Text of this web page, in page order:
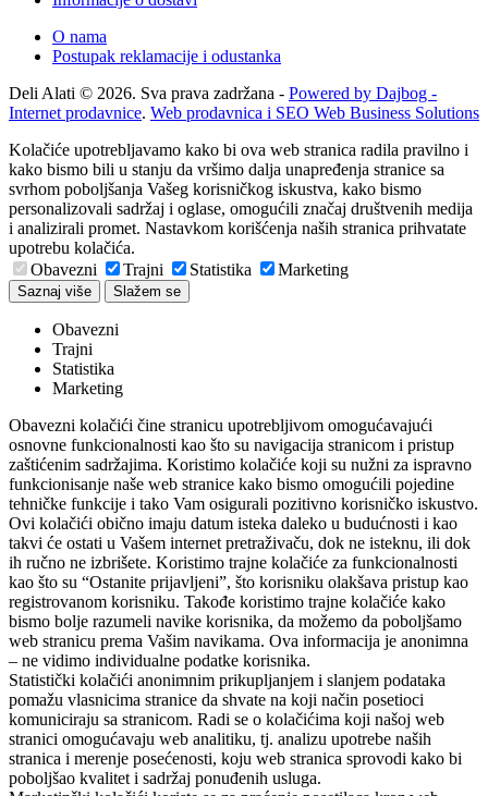
O nama
Postupak reklamacije i odustanka
Deli Alati © 2026. Sva prava zadržana - Powered by Dajbog -
Internet prodavnice. Web prodavnica i SEO Web Business Solutions
Kolačiće upotrebljavamo kako bi ova web stranica radila pravilno i
kako bismo bili u stanju da vršimo dalja unapređenja stranice sa
svrhom poboljšanja Vašeg korisničkog iskustva, kako bismo
personalizovali sadržaj i oglase, omogućili značaj društvenih medija
i analizirali promet. Nastavkom korišćenja naših stranica prihvatate
upotrebu kolačića.
Obavezni
Trajni Statistika Marketing
Saznaj više Slažem se
Obavezni
Trajni
Statistika
Marketing
Obavezni kolačići čine stranicu upotrebljivom omogućavajući
osnovne funkcionalnosti kao što su navigacija stranicom i pristup
zaštićenim sadržajima. Koristimo kolačiće koji su nužni za ispravno
funkcionisanje naše web stranice kako bismo omogućili pojedine
tehničke funkcije i tako Vam osigurali pozitivno korisničko iskustvo.
Ovi kolačići obično imaju datum isteka daleko u budućnosti i kao
takvi će ostati u Vašem internet pretraživaču, dok ne isteknu, ili dok
ih ručno ne izbrišete. Koristimo trajne kolačiće za funkcionalnosti
kao što su “Ostanite prijavljeni”, što korisniku olakšava pristup kao
registrovanom korisniku. Takođe koristimo trajne kolačiće kako
bismo bolje razumeli navike korisnika, da možemo da poboljšamo
web stranicu prema Vašim navikama. Ova informacija je anonimna
– ne vidimo individualne podatke korisnika.
Statistički kolačići anonimnim prikupljanjem i slanjem podataka
pomažu vlasnicima stranice da shvate na koji način posetioci
komuniciraju sa stranicom. Radi se o kolačićima koji našoj web
stranici omogućavaju web analitiku, tj. analizu upotrebe naših
stranica i merenje posećenosti, koju web stranica sprovodi kako bi
poboljšao kvalitet i sadržaj ponuđenih usluga.